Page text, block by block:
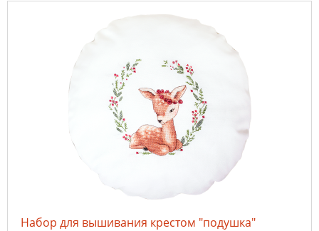
Набор для вышивания крестом "подушка"